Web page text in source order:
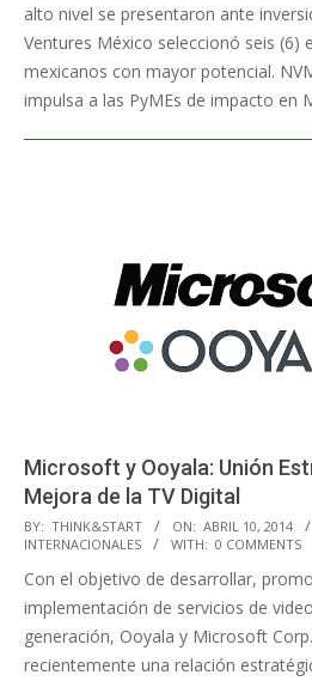
alto nivel se presentaron ante
Ventures México seleccionó seis (6)
mexicanos con mayor potencial.
impulsa a las PyMEs de impacto en
Microsoft y Ooyala: Unión
Mejora de la TV Digital
2014-
04-
10
BY: THINK&START ON: ABRIL 10, 2014
INTERNACIONALES
WITH: 0 COMMENTS
Con el objetivo de desarrollar,
implementación de servicios de
generación, Ooyala y Microsoft
recientemente una relación